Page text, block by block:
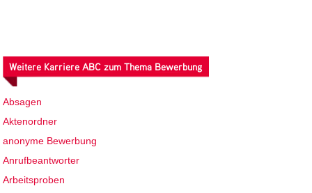
Weitere Karriere ABC zum Thema Bewerbung
Absagen
Aktenordner
anonyme Bewerbung
Anrufbeantworter
Arbeitsproben